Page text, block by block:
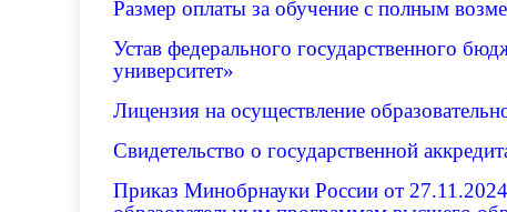
Размер оплаты за обучение с полным
Устав федерального государственного
университет»
Лицензия на осуществление
Свидетельство о государственной
Приказ Минобрнауки России от